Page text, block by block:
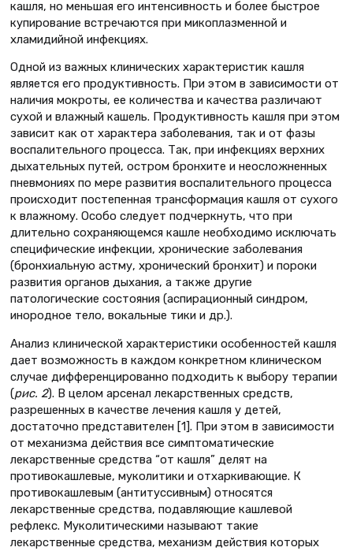
кашля, но меньшая его интенсивность и более быстрое
купирование встречаются при микоплазменной и
хламидийной инфекциях.
Одной из важных клинических характеристик кашля
является его продуктивность. При этом в зависимости от
наличия мокроты, ее количества и качества различают
сухой и влажный кашель. Продуктивность кашля при этом
зависит как от характера заболевания, так и от фазы
воспалительного процесса. Так, при инфекциях верхних
дыхательных путей, остром бронхите и неосложненных
пневмониях по мере развития воспалительного процесса
происходит постепенная трансформация кашля от сухого
к влажному. Особо следует подчеркнуть, что при
длительно сохраняющемся кашле необходимо исключать
специфические инфекции, хронические заболевания
(бронхиальную астму, хронический бронхит) и пороки
развития органов дыхания, а также другие
патологические состояния (аспирационный синдром,
инородное тело, вокальные тики и др.).
Анализ клинической характеристики особенностей кашля
дает возможность в каждом конкретном клиническом
случае дифференцированно подходить к выбору терапии
(рис. 2). В целом арсенал лекарственных средств,
разрешенных в качестве лечения кашля у детей,
достаточно представителен [1]. При этом в зависимости
от механизма действия все симптоматические
лекарственные средства “от кашля” делят на
противокашлевые, муколитики и отхаркивающие. К
противокашлевым (антитуссивным) относятся
лекарственные средства, подавляющие кашлевой
рефлекс. Муколитическими называют такие
лекарственные средства, механизм действия которых